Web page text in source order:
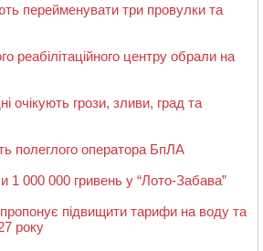
перейменувати три провулки та
реабілітаційного центру обрали на
очікують грози, зливи, град та
полеглого оператора БпЛА
1 000 000 гривень у “Лото-Забава”
підвищити тарифи на воду та
року